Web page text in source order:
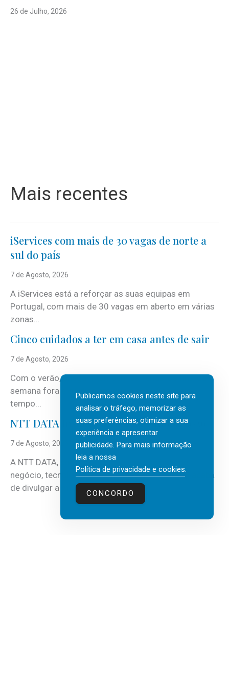
26 de Julho, 2026
Mais recentes
iServices com mais de 30 vagas de norte a
sul do país
7 de Agosto, 2026
A iServices está a reforçar as suas equipas em
Portugal, com mais de 30 vagas em aberto em várias
zonas...
Cinco cuidados a ter em casa antes de sair
7 de Agosto, 2026
Com o verão, chegam também as férias, os fins-de-
semana fora e os dias em que a casa fica mais
tempo...
NTT DATA Insurtech Global Outlook 2026
7 de Agosto, 2026
A NTT DATA, consultora global em serviços de
negócio, tecnologia e inteligência artificial (IA), acaba
de divulgar a mais recente...
Publicamos cookies neste site para
analisar o tráfego, memorizar as
suas preferências, otimizar a sua
experiência e apresentar
publicidade. Para mais informação
leia a nossa
Política de privacidade e cookies.
CONCORDO